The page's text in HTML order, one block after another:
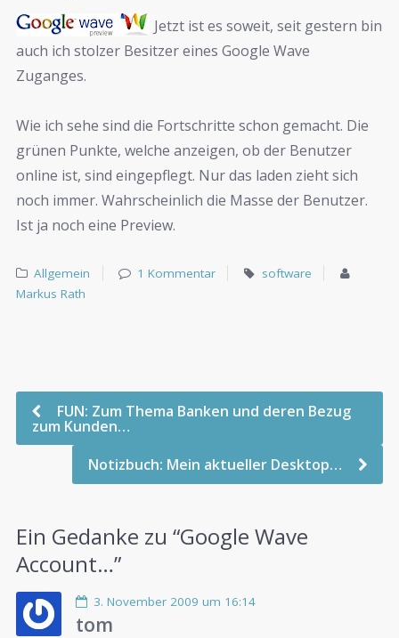
Jetzt ist es soweit, seit gestern bin
auch ich stolzer Besitzer eines Google Wave
Zuganges.
Wie ich sehe sind die Fortschritte schon gemacht. Die
grünen Punkte, welche anzeigen, ob der Benutzer
online ist, sind eingepflegt. Nur das laden zieht sich
noch immer. Wahrscheinlich die Masse der Benutzer.
Ist ja noch eine Preview.
Allgemein 1 Kommentar
software
Markus Rath
FUN: Zum Thema Banken und deren Bezug
zum Kunden…
Notizbuch: Mein aktueller Desktop…
Ein Gedanke zu “Google Wave
Account…”
3. November 2009 um 16:14
tom